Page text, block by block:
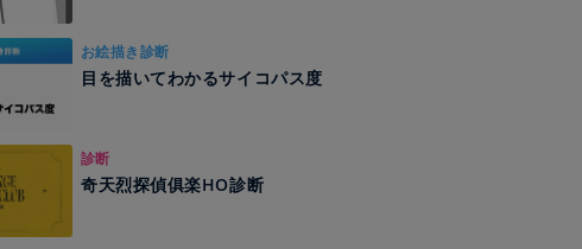
お絵描き診断
目を描いてわかるサイコパス度
診断
奇天烈探偵俱楽HO診断